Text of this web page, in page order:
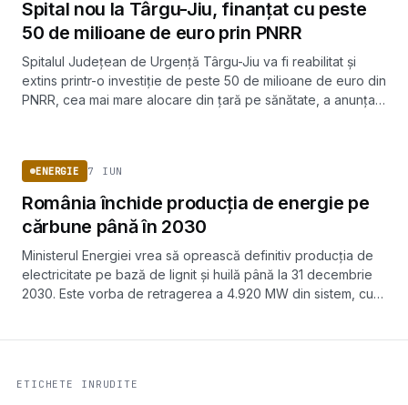
Spital nou la Târgu-Jiu, finanțat cu peste
50 de milioane de euro prin PNRR
Spitalul Județean de Urgență Târgu-Jiu va fi reabilitat și
extins printr-o investiție de peste 50 de milioane de euro din
PNRR, cea mai mare alocare din țară pe sănătate, a anunțat
ENERGIE 7 IUN
România închide producția de energie pe
cărbune până în 2030
Ministerul Energiei vrea să oprească definitiv producția de
electricitate pe bază de lignit și huilă până la 31 decembrie
2030. Este vorba de retragerea a 4.920 MW din sistem, cu
ETICHETE INRUDITE